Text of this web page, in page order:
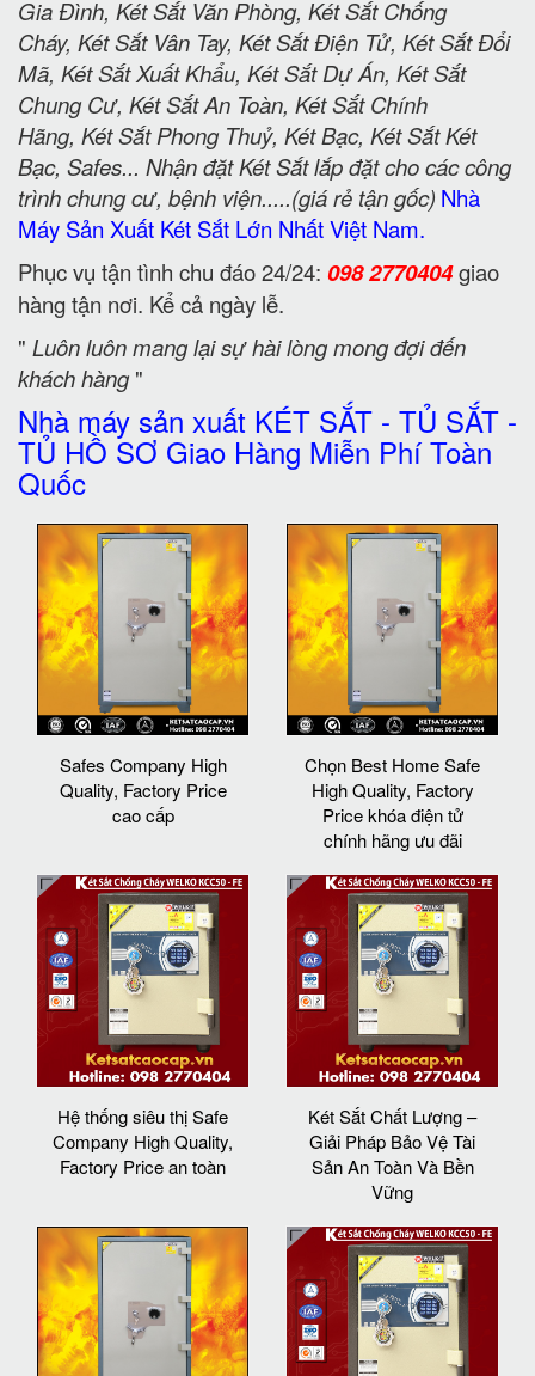
Gia Đình, Két Sắt Văn Phòng, Két Sắt Chống
Cháy, Két Sắt Vân Tay, Két Sắt Điện Tử, Két Sắt Đổi
Mã, Két Sắt Xuất Khẩu, Két Sắt Dự Án, Két Sắt
Chung Cư, Két Sắt An Toàn, Két Sắt Chính
Hãng, Két Sắt Phong Thuỷ, Két Bạc, Két Sắt Két
Bạc, Safes... Nhận đặt Két Sắt lắp đặt cho các công
trình chung cư, bệnh viện.....(giá rẻ tận gốc) Nhà
Máy Sản Xuất Két Sắt Lớn Nhất Việt Nam.
Phục vụ tận tình chu đáo 24/24: 098 2770404giao
hàng tận nơi. Kể cả ngày lễ.
" Luôn luôn mang lại sự hài lòng mong đợi đến
khách hàng"
Nhà máy sản xuất KÉT SẮT - TỦ SẮT -
TỦ HỒ SƠ Giao Hàng Miễn Phí Toàn
Quốc
Safes Company High
Quality, Factory Price
cao cấp
Chọn Best Home Safe
High Quality, Factory
Price khóa điện tử
chính hãng ưu đãi
Hệ thống siêu thị Safe
Company High Quality,
Factory Price an toàn
Két Sắt Chất Lượng –
Giải Pháp Bảo Vệ Tài
Sản An Toàn Và Bền
Vững